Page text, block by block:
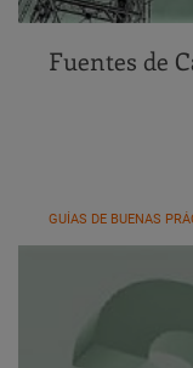
Fuentes de
GUÍAS DE BUENAS